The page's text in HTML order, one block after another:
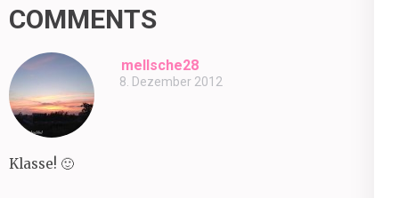
COMMENTS
mellsche28
8. Dezember 2012
Klasse! 🙂